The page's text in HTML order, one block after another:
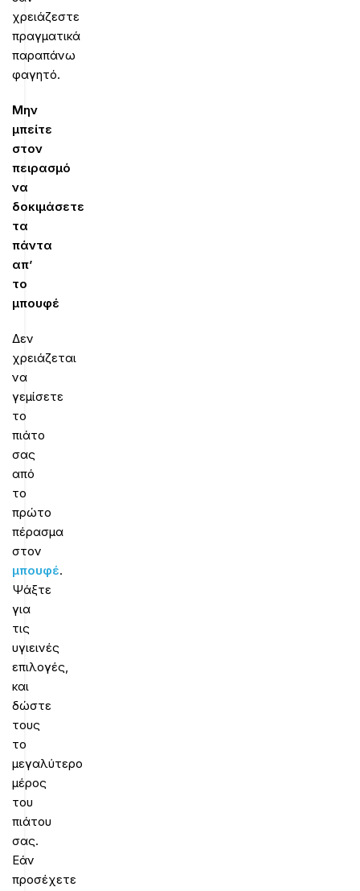
χρειάζεστε
πραγματικά
παραπάνω
φαγητό.
Μην
μπείτε
στον
πειρασμό
να
δοκιμάσετε
τα
πάντα
απ’
το
μπουφέ
Δεν
χρειάζεται
να
γεμίσετε
το
πιάτο
σας
από
το
πρώτο
πέρασμα
στον
μπουφέ.
Ψάξτε
για
τις
υγιεινές
επιλογές,
και
δώστε
τους
το
μεγαλύτερο
μέρος
του
πιάτου
σας.
Εάν
προσέχετε